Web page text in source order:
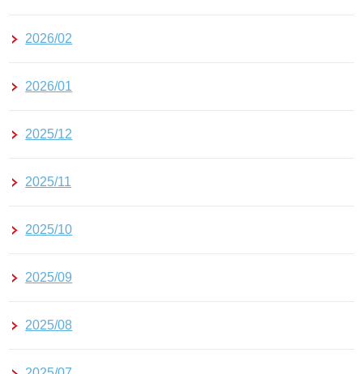
2026/02
2026/01
2025/12
2025/11
2025/10
2025/09
2025/08